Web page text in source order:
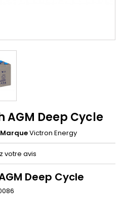
AGM Deep Cycle
MarqueVictron Energy
votre avis
Deep Cycle